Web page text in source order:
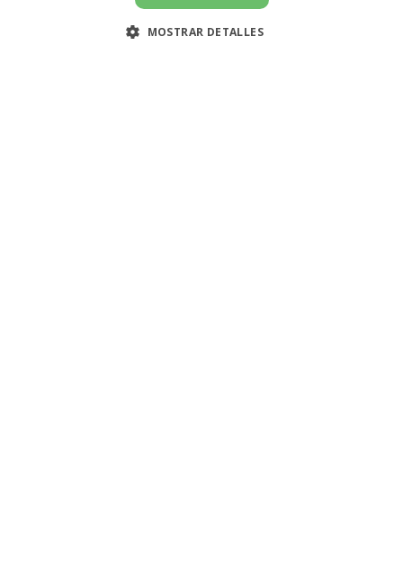
message ENVIAR UN MENSAJE
MOSTRAR DETALLES